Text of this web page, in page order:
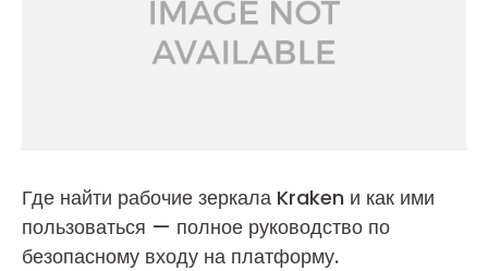
Где найти рабочие зеркала Kraken и как ими
пользоваться — полное руководство по
безопасному входу на платформу.